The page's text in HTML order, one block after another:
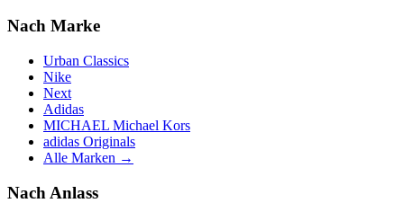
Nach Marke
Urban Classics
Nike
Next
Adidas
MICHAEL Michael Kors
adidas Originals
Alle Marken →
Nach Anlass